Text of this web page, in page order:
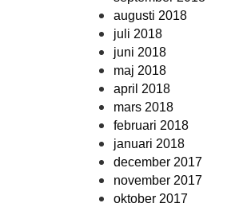
augusti 2018
juli 2018
juni 2018
maj 2018
april 2018
mars 2018
februari 2018
januari 2018
december 2017
november 2017
oktober 2017